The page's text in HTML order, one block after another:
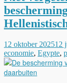
12 oktober 202512
economie, Egypte,